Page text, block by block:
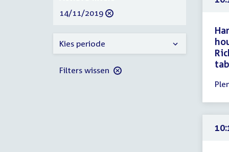
-
uw
resultaten
verwijder
14/11/2019
Kies periode
Filters wissen